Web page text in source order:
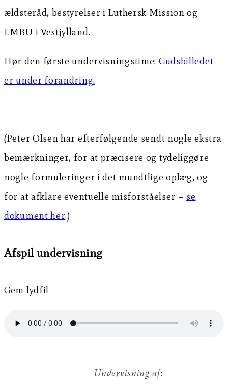
ældsteråd, bestyrelser i Luthersk Mission og
LMBU i Vestjylland.
Hør den første undervisningstime: Gudsbilledet
er under forandring.
(Peter Olsen har efterfølgende sendt nogle ekstra
bemærkninger, for at præcisere og tydeliggøre
nogle formuleringer i det mundtlige oplæg, og
for at afklare eventuelle misforståelser – se
dokument her.)
Afspil undervisning
Gem lydfil
Undervisning af: